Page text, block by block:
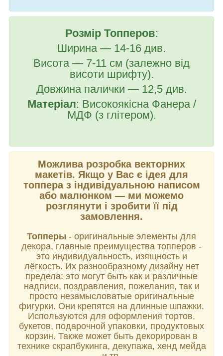
Розмір Топперов:
Ширина — 14-16 див.
Висота — 7-11 см (залежно від
висоти шрифту).
Довжина палички — 12,5 див.
Матеріал: Високоякісна Фанера /
МДФ (з глітером).
Можлива розробка векторних
макетів. Якщо у Вас є ідея для
топпера з індивідуальною написом
або малюнком — ми можемо
розглянути і зробити її під
замовлення.
Топперы - оригинальные элементы для
декора, главные преимущества топперов -
это индивидуальность, изящность и
лёгкость. Их разнообразному дизайну нет
предела: это могут быть как и различные
надписи, поздравления, пожелания, так и
просто незамысловатые оригинальные
фигурки. Они крепятся на длинные шпажки.
Используются для оформления тортов,
букетов, подарочной упаковки, продуктовых
корзин. Также может быть декорирован в
технике скрапбукинга, декупажа, хенд мейда